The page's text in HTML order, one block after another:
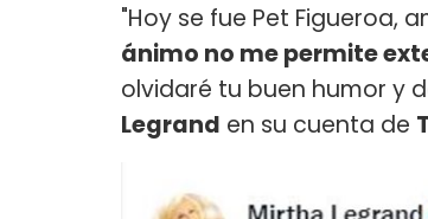
"Hoy se fue Pet Figueroa,
ánimo no me permite
olvidaré tu buen humor y
Legrand en su cuenta de